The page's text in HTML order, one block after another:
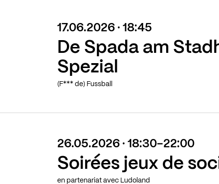
17.06.2026 · 18:45
De Spada am
Spezial
(F*** de) Fussball
26.05.2026 · 18:30-22:00
Soirées jeux de
en partenariat avec Ludoland